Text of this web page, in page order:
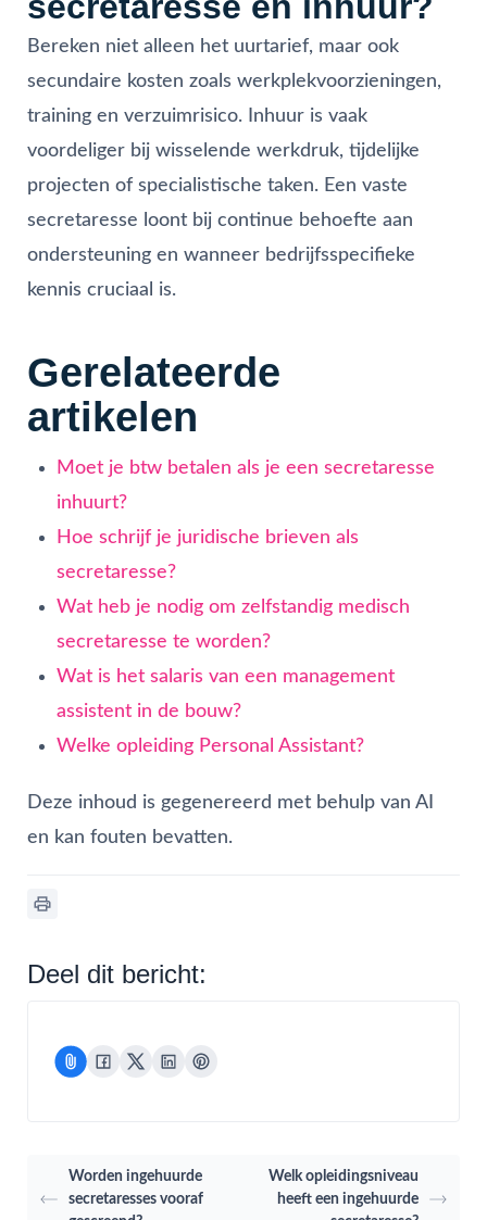
Bereken niet alleen het uurtarief, maar ook
secundaire kosten zoals werkplekvoorzieningen,
training en verzuimrisico. Inhuur is vaak
voordeliger bij wisselende werkdruk, tijdelijke
projecten of specialistische taken. Een vaste
secretaresse loont bij continue behoefte aan
ondersteuning en wanneer bedrijfsspecifieke
kennis cruciaal is.
Gerelateerde
artikelen
Moet je btw betalen als je een secretaresse
inhuurt?
Hoe schrijf je juridische brieven als
secretaresse?
Wat heb je nodig om zelfstandig medisch
secretaresse te worden?
Wat is het salaris van een management
assistent in de bouw?
Welke opleiding Personal Assistant?
Deze inhoud is gegenereerd met behulp van AI
en kan fouten bevatten.
Deel dit bericht:
Worden ingehuurde
secretaresses vooraf
Welk opleidingsniveau
heeft een ingehuurde